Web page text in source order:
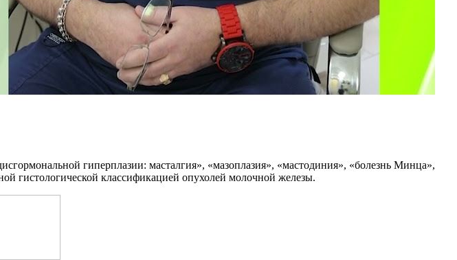
гиперплазии: маcталгия», «мазоплазия», «мастодиния», «болезнь Минца»,
гистологической классификацией опухолей молочной железы.